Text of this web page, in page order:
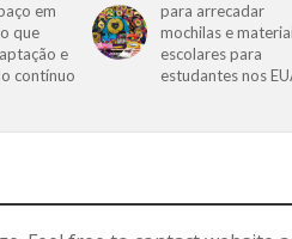
em
que
e
contínuo
para arrecadar
mochilas e
escolares para
estudantes nos